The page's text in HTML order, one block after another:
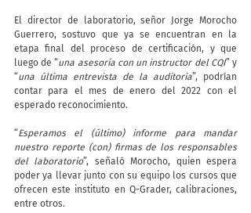
El director de laboratorio, señor Jorge Morocho
Guerrero, sostuvo que ya se encuentran en la
etapa final del proceso de certificación, y que
luego de “una asesoría con un instructor del CQI” y
“una última entrevista de la auditoria”, podrían
contar para el mes de enero del 2022 con el
esperado reconocimiento.
“Esperamos el (último) informe para mandar
nuestro reporte (con) firmas de los responsables
del laboratorio”, señaló Morocho, quien espera
poder ya llevar junto con su equipo los cursos que
ofrecen este instituto en Q-Grader, calibraciones,
entre otros.